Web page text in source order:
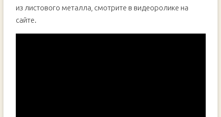
из листового металла, смотрите в видеоролике на
сайте.